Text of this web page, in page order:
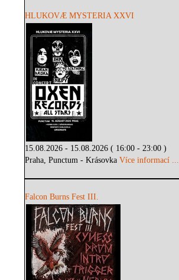
HLUKOVÆ MYSTERIA XXVI
15.08.2026 - 15.08.2026 ( 16:00 - 23:00 )
Praha, Punctum - KrásovkaVíce informací ...
Falcon Burns Fest III.